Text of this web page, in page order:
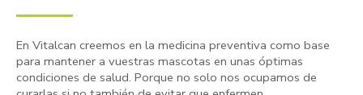
En Vitalcan creemos en la medicina preventiva como base
para mantener a vuestras mascotas en unas óptimas
condiciones de salud. Porque no solo nos ocupamos de